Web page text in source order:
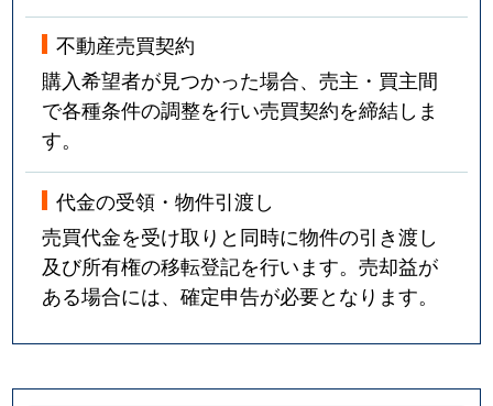
野江
3,700万円 京橋(大阪) 徒歩9分
野江
4,300万円 京橋(大阪) 徒歩9分
野江
1,500万円 ＪＲ野江 徒歩8分
野江
1,600万円 ＪＲ野江 徒歩4分
野江
1,600万円 ＪＲ野江 徒歩8分
野江
870万円 ＪＲ野江 徒歩8分
野江
1,100万円 ＪＲ野江 徒歩8分
野江
3,900万円 ＪＲ野江 徒歩3分
不動産売買契約
購入希望者が見つかった場合、売主・買主間
で各種条件の調整を行い売買契約を締結しま
す。
代金の受領・物件引渡し
売買代金を受け取りと同時に物件の引き渡し
及び所有権の移転登記を行います。売却益が
ある場合には、確定申告が必要となります。